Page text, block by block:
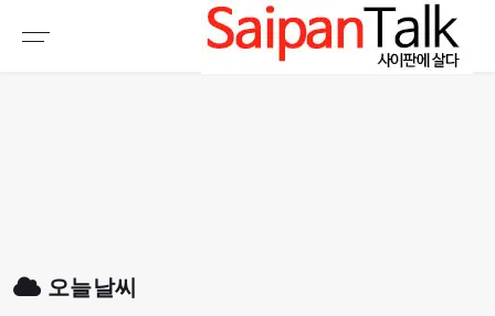
오늘날씨
여행정보
생활정보
갤러리 & 동영상